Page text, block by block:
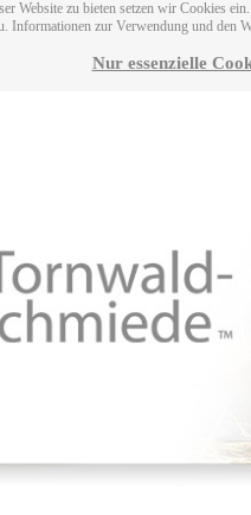
Website zu bieten setzen wir Cookies
Informationen zur Verwendung und den
Nur essenzielle